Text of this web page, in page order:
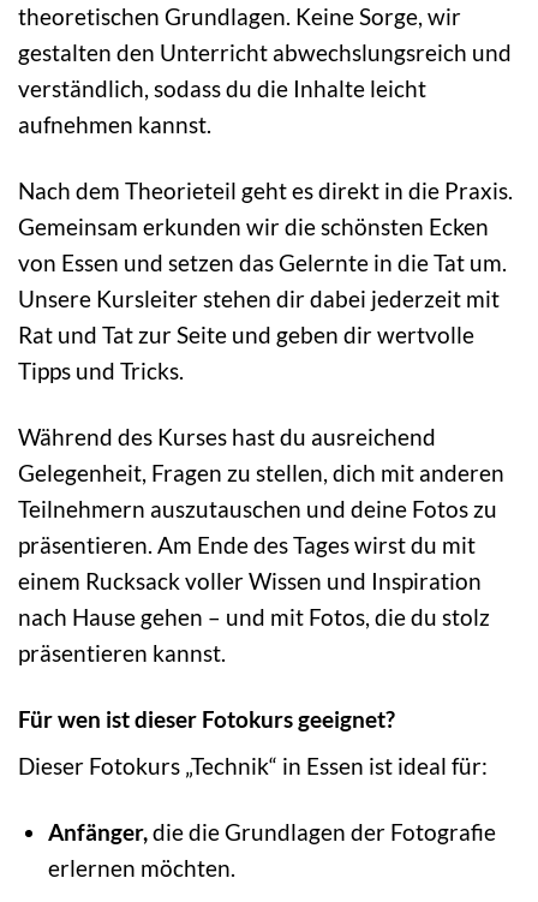
theoretischen Grundlagen. Keine Sorge, wir
gestalten den Unterricht abwechslungsreich und
verständlich, sodass du die Inhalte leicht
aufnehmen kannst.
Nach dem Theorieteil geht es direkt in die Praxis.
Gemeinsam erkunden wir die schönsten Ecken
von Essen und setzen das Gelernte in die Tat um.
Unsere Kursleiter stehen dir dabei jederzeit mit
Rat und Tat zur Seite und geben dir wertvolle
Tipps und Tricks.
Während des Kurses hast du ausreichend
Gelegenheit, Fragen zu stellen, dich mit anderen
Teilnehmern auszutauschen und deine Fotos zu
präsentieren. Am Ende des Tages wirst du mit
einem Rucksack voller Wissen und Inspiration
nach Hause gehen – und mit Fotos, die du stolz
präsentieren kannst.
Für wen ist dieser Fotokurs geeignet?
Dieser Fotokurs „Technik“ in Essen ist ideal für:
Anfänger,die die Grundlagen der Fotografie
erlernen möchten.